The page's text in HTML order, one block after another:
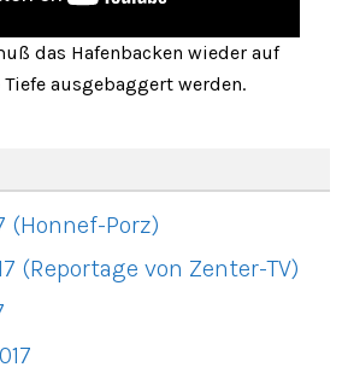
das Hafenbacken wieder auf
ausgebaggert werden.
(Honnef-Porz)
(Reportage von Zenter-TV)